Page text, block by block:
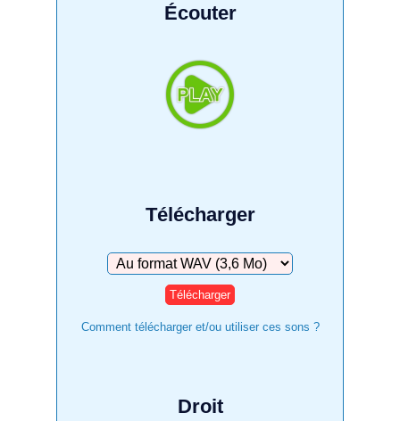
Écouter
Télécharger
Télécharger
Comment télécharger et/ou utiliser ces sons ?
Droit